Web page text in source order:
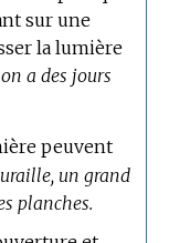
sur une
la lumière
a des jours
peuvent
un grand
planches.